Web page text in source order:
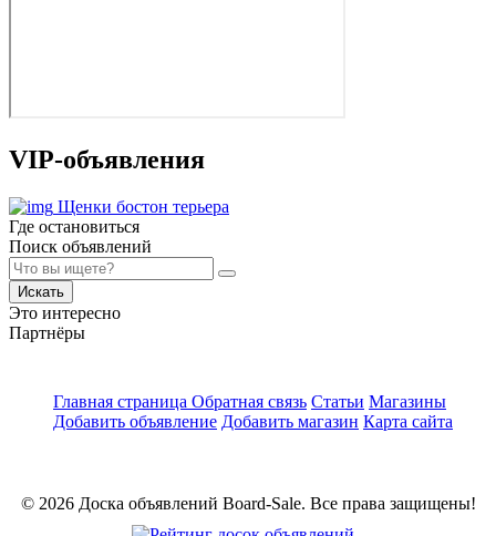
VIP-объявления
Щенки бостон терьера
Где остановиться
Поиск объявлений
Искать
Это интересно
Партнёры
Главная страница Обратная связь Статьи Магазины
Добавить объявление Добавить магазин Карта сайта
© 2026 Доска объявлений Board-Sale. Все права защищены!